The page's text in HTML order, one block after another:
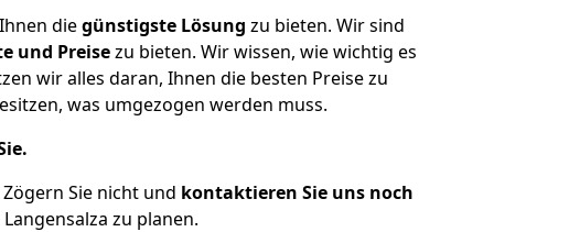
diegünstigste Lösung zu bieten. Wir sind
und Preisezu bieten. Wir wissen, wie wichtig es
wir alles daran, Ihnen die besten Preise zu
was umgezogen werden muss.
Zögern Sie nicht und kontaktieren Sie uns noch
zu planen.